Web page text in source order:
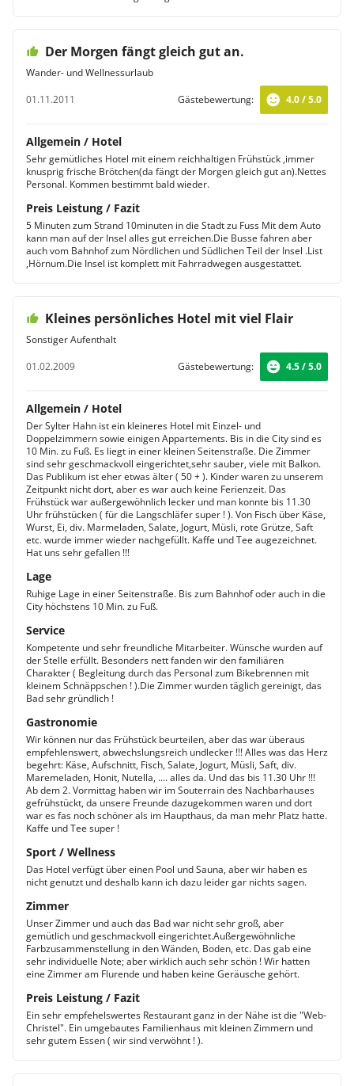
Der Morgen fängt gleich gut an.
Wander- und Wellnessurlaub
01.11.2011
Gästebewertung: 4.0 / 5.0
Allgemein / Hotel
Sehr gemütliches Hotel mit einem reichhaltigen Frühstück ,immer
knusprig frische Brötchen(da fängt der Morgen gleich gut an).Nettes
Personal. Kommen bestimmt bald wieder.
Preis Leistung / Fazit
5 Minuten zum Strand 10minuten in die Stadt zu Fuss Mit dem Auto
kann man auf der Insel alles gut erreichen.Die Busse fahren aber
auch vom Bahnhof zum Nördlichen und Südlichen Teil der Insel .List
,Hörnum.Die Insel ist komplett mit Fahrradwegen ausgestattet.
Kleines persönliches Hotel mit viel Flair
Sonstiger Aufenthalt
01.02.2009
Gästebewertung: 4.5 / 5.0
Allgemein / Hotel
Der Sylter Hahn ist ein kleineres Hotel mit Einzel- und
Doppelzimmern sowie einigen Appartements. Bis in die City sind es
10 Min. zu Fuß. Es liegt in einer kleinen Seitenstraße. Die Zimmer
sind sehr geschmackvoll eingerichtet,sehr sauber, viele mit Balkon.
Das Publikum ist eher etwas älter ( 50 + ). Kinder waren zu unserem
Zeitpunkt nicht dort, aber es war auch keine Ferienzeit. Das
Frühstück war außergewöhnlich lecker und man konnte bis 11.30
Uhr frühstücken ( für die Langschläfer super ! ). Von Fisch über Käse,
Wurst, Ei, div. Marmeladen, Salate, Jogurt, Müsli, rote Grütze, Saft
etc. wurde immer wieder nachgefüllt. Kaffe und Tee augezeichnet.
Hat uns sehr gefallen !!!
Lage
Ruhige Lage in einer Seitenstraße. Bis zum Bahnhof oder auch in die
City höchstens 10 Min. zu Fuß.
Service
Kompetente und sehr freundliche Mitarbeiter. Wünsche wurden auf
der Stelle erfüllt. Besonders nett fanden wir den familiären
Charakter ( Begleitung durch das Personal zum Bikebrennen mit
kleinem Schnäppschen ! ).Die Zimmer wurden täglich gereinigt, das
Bad sehr gründlich !
Gastronomie
Wir können nur das Frühstück beurteilen, aber das war überaus
empfehlenswert, abwechslungsreich undlecker !!! Alles was das Herz
begehrt: Käse, Aufschnitt, Fisch, Salate, Jogurt, Müsli, Saft, div.
Maremeladen, Honit, Nutella, .... alles da. Und das bis 11.30 Uhr !!!
Ab dem 2. Vormittag haben wir im Souterrain des Nachbarhauses
gefrühstückt, da unsere Freunde dazugekommen waren und dort
war es fas noch schöner als im Haupthaus, da man mehr Platz hatte.
Kaffe und Tee super !
Sport / Wellness
Das Hotel verfügt über einen Pool und Sauna, aber wir haben es
nicht genutzt und deshalb kann ich dazu leider gar nichts sagen.
Zimmer
Unser Zimmer und auch das Bad war nicht sehr groß, aber
gemütlich und geschmackvoll eingerichtet.Außergewöhnliche
Farbzusammenstellung in den Wänden, Boden, etc. Das gab eine
sehr individuelle Note; aber wirklich auch sehr schön ! Wir hatten
eine Zimmer am Flurende und haben keine Geräusche gehört.
Preis Leistung / Fazit
Ein sehr empfehelswertes Restaurant ganz in der Nähe ist die "Web-
Christel". Ein umgebautes Familienhaus mit kleinen Zimmern und
sehr gutem Essen ( wir sind verwöhnt ! ).